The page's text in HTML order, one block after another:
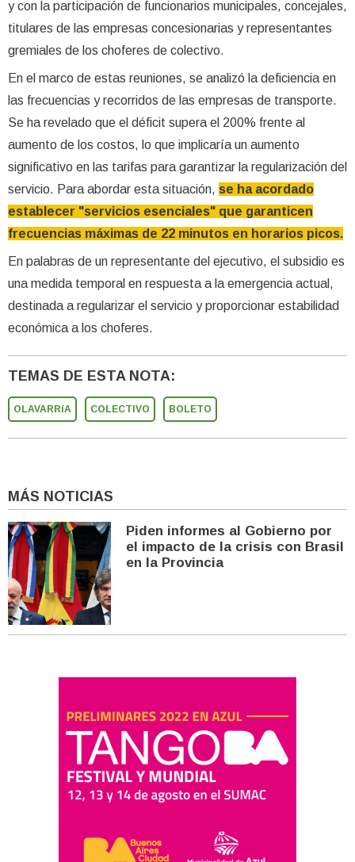
y con la participación de funcionarios municipales, concejales,
titulares de las empresas concesionarias y representantes
gremiales de los choferes de colectivo.
En el marco de estas reuniones, se analizó la deficiencia en
las frecuencias y recorridos de las empresas de transporte.
Se ha revelado que el déficit supera el 200% frente al
aumento de los costos, lo que implicaría un aumento
significativo en las tarifas para garantizar la regularización del
servicio. Para abordar esta situación, se ha acordado
establecer "servicios esenciales" que garanticen
frecuencias máximas de 22 minutos en horarios picos.
En palabras de un representante del ejecutivo, el subsidio es
una medida temporal en respuesta a la emergencia actual,
destinada a regularizar el servicio y proporcionar estabilidad
económica a los choferes.
TEMAS DE ESTA NOTA:
OLAVARRíA COLECTIVO BOLETO
MÁS NOTICIAS
Piden informes al Gobierno por
el impacto de la crisis con Brasil
en la Provincia